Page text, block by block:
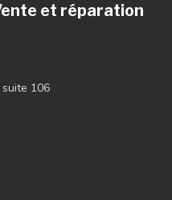
et réparation
suite 106